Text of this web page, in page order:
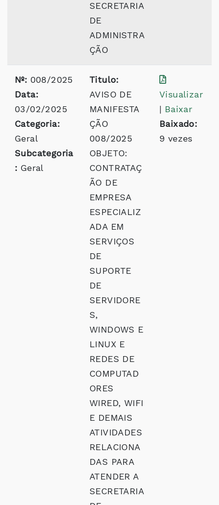
SECRETARIA
DE
ADMINISTRA
ÇÃO
Nº: 008/2025
Data:
03/02/2025
Categoria:
Geral
Subcategoria
: Geral
Titulo:
AVISO DE
MANIFESTA
ÇÃO
008/2025
OBJETO:
CONTRATAÇ
ÃO DE
EMPRESA
ESPECIALIZ
ADA EM
SERVIÇOS
DE
SUPORTE
DE
SERVIDORE
S,
WINDOWS E
LINUX E
REDES DE
COMPUTAD
ORES
WIRED, WIFI
E DEMAIS
ATIVIDADES
RELACIONA
DAS PARA
ATENDER A
SECRETARIA
Visualizar
| Baixar
Baixado:
9 vezes